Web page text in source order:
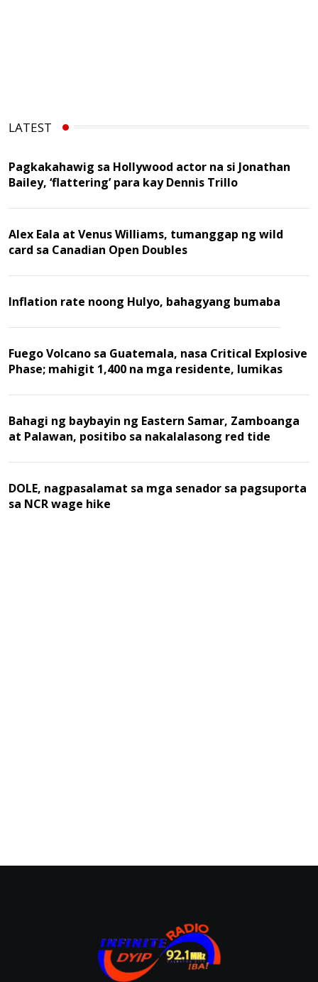
LATEST
Pagkakahawig sa Hollywood actor na si Jonathan
Bailey, ‘flattering’ para kay Dennis Trillo
Alex Eala at Venus Williams, tumanggap ng wild
card sa Canadian Open Doubles
Inflation rate noong Hulyo, bahagyang bumaba
Fuego Volcano sa Guatemala, nasa Critical Explosive
Phase; mahigit 1,400 na mga residente, lumikas
Bahagi ng baybayin ng Eastern Samar, Zamboanga
at Palawan, positibo sa nakalalasong red tide
DOLE, nagpasalamat sa mga senador sa pagsuporta
sa NCR wage hike